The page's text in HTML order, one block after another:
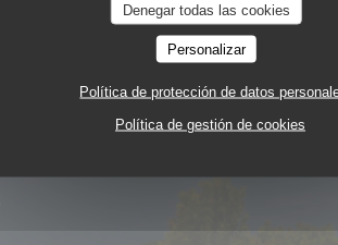
Denegar todas las cookies
Personalizar
Política de protección de datos
Política de gestión de cookies
Quartier Grande Anse 97217 Les